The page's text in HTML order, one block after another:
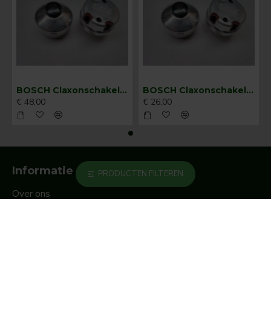
BOSCH Claxonschakelaar opbouw ⌀ 35 mm 0343013001
€ 48,00
BOSCH Claxonschakelaar opbouw ⌀26 mm 0343007001
€ 26,00
Informatie
Over ons
PRODUCTEN FILTEREN